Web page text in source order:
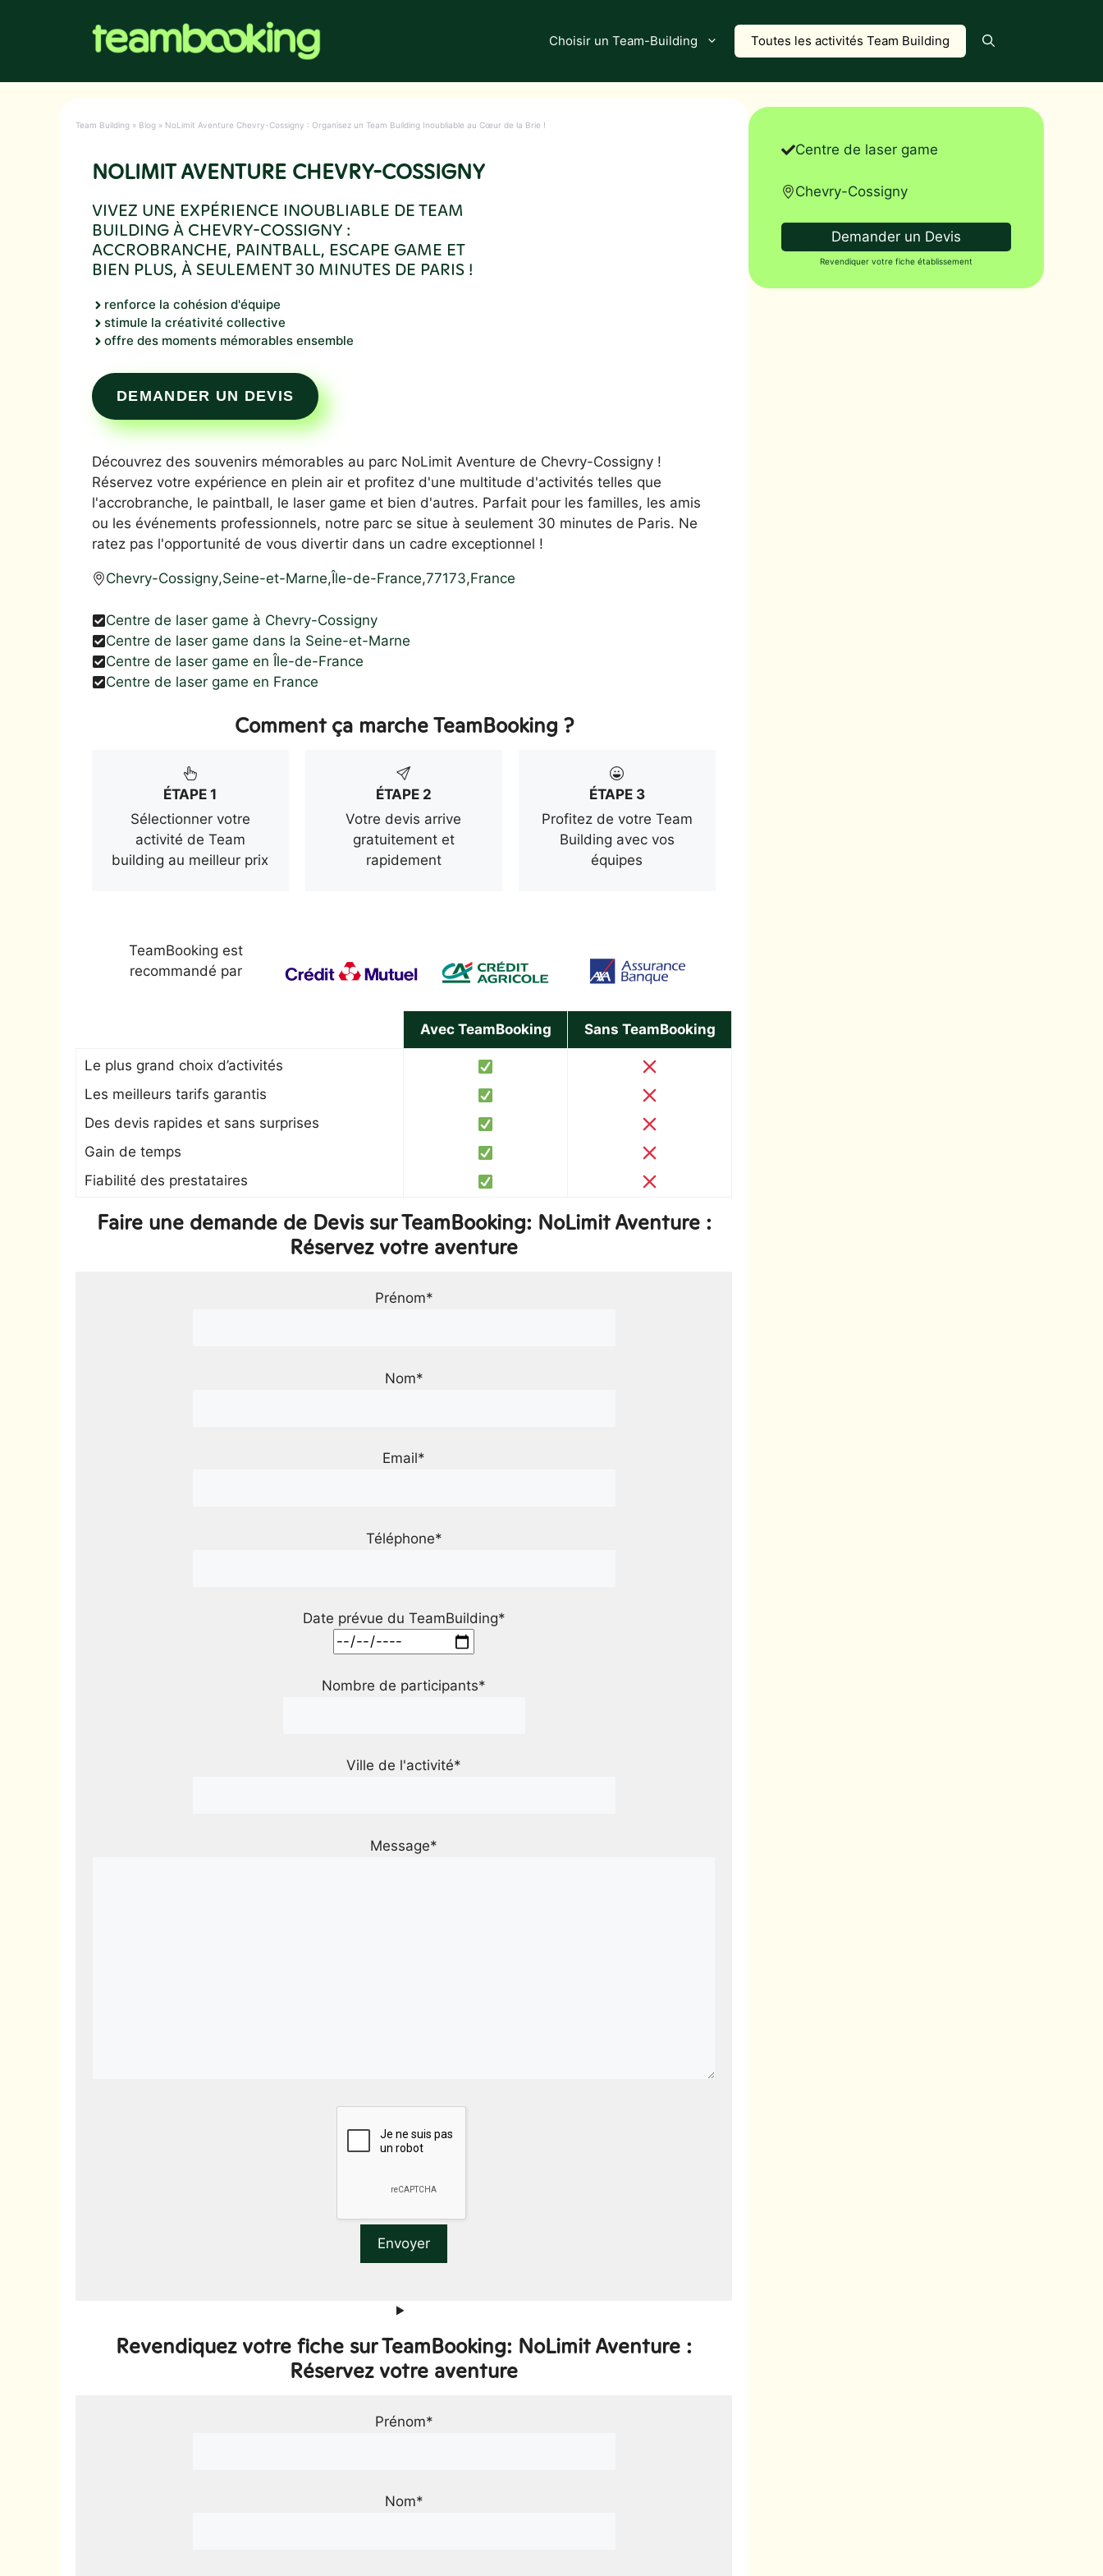
Choisir un Team-Building Toutes les activités Team Building
Team Building » Blog » NoLimit Aventure Chevry-Cossigny : Organisez un Team Building Inoubliable au Cœur de la Brie !
NOLIMIT AVENTURE CHEVRY-COSSIGNY
VIVEZ UNE EXPÉRIENCE INOUBLIABLE DE TEAM
BUILDING À CHEVRY-COSSIGNY :
ACCROBRANCHE, PAINTBALL, ESCAPE GAME ET
BIEN PLUS, À SEULEMENT 30 MINUTES DE PARIS !
renforce la cohésion d'équipe
stimule la créativité collective
offre des moments mémorables ensemble
DEMANDER UN DEVIS
Découvrez des souvenirs mémorables au parc NoLimit Aventure de Chevry-Cossigny !
Réservez votre expérience en plein air et profitez d'une multitude d'activités telles que
l'accrobranche, le paintball, le laser game et bien d'autres. Parfait pour les familles, les amis
ou les événements professionnels, notre parc se situe à seulement 30 minutes de Paris. Ne
ratez pas l'opportunité de vous divertir dans un cadre exceptionnel !
Chevry-Cossigny,Seine-et-Marne,Île-de-France,77173,France
Centre de laser game à Chevry-Cossigny
Centre de laser game dans la Seine-et-Marne
Centre de laser game en Île-de-France
Centre de laser game en France
Comment ça marche TeamBooking ?
ÉTAPE 1
Sélectionner votre
activité de Team
building au meilleur prix
ÉTAPE 2
Votre devis arrive
gratuitement et
rapidement
ÉTAPE 3
Profitez de votre Team
Building avec vos
équipes
TeamBooking est
recommandé par
Avec TeamBooking Sans TeamBooking
Le plus grand choix d’activités
Les meilleurs tarifs garantis
Des devis rapides et sans surprises
Gain de temps
Fiabilité des prestataires
Faire une demande de Devis sur TeamBooking: NoLimit Aventure :
Réservez votre aventure
Prénom*
Nom*
Email*
Téléphone*
Date prévue du TeamBuilding*
Nombre de participants*
Ville de l'activité*
Message*
Revendiquez votre fiche sur TeamBooking: NoLimit Aventure :
Réservez votre aventure
Prénom*
Nom*
Centre de laser game
Chevry-Cossigny
Demander un Devis
Revendiquer votre fiche établissement